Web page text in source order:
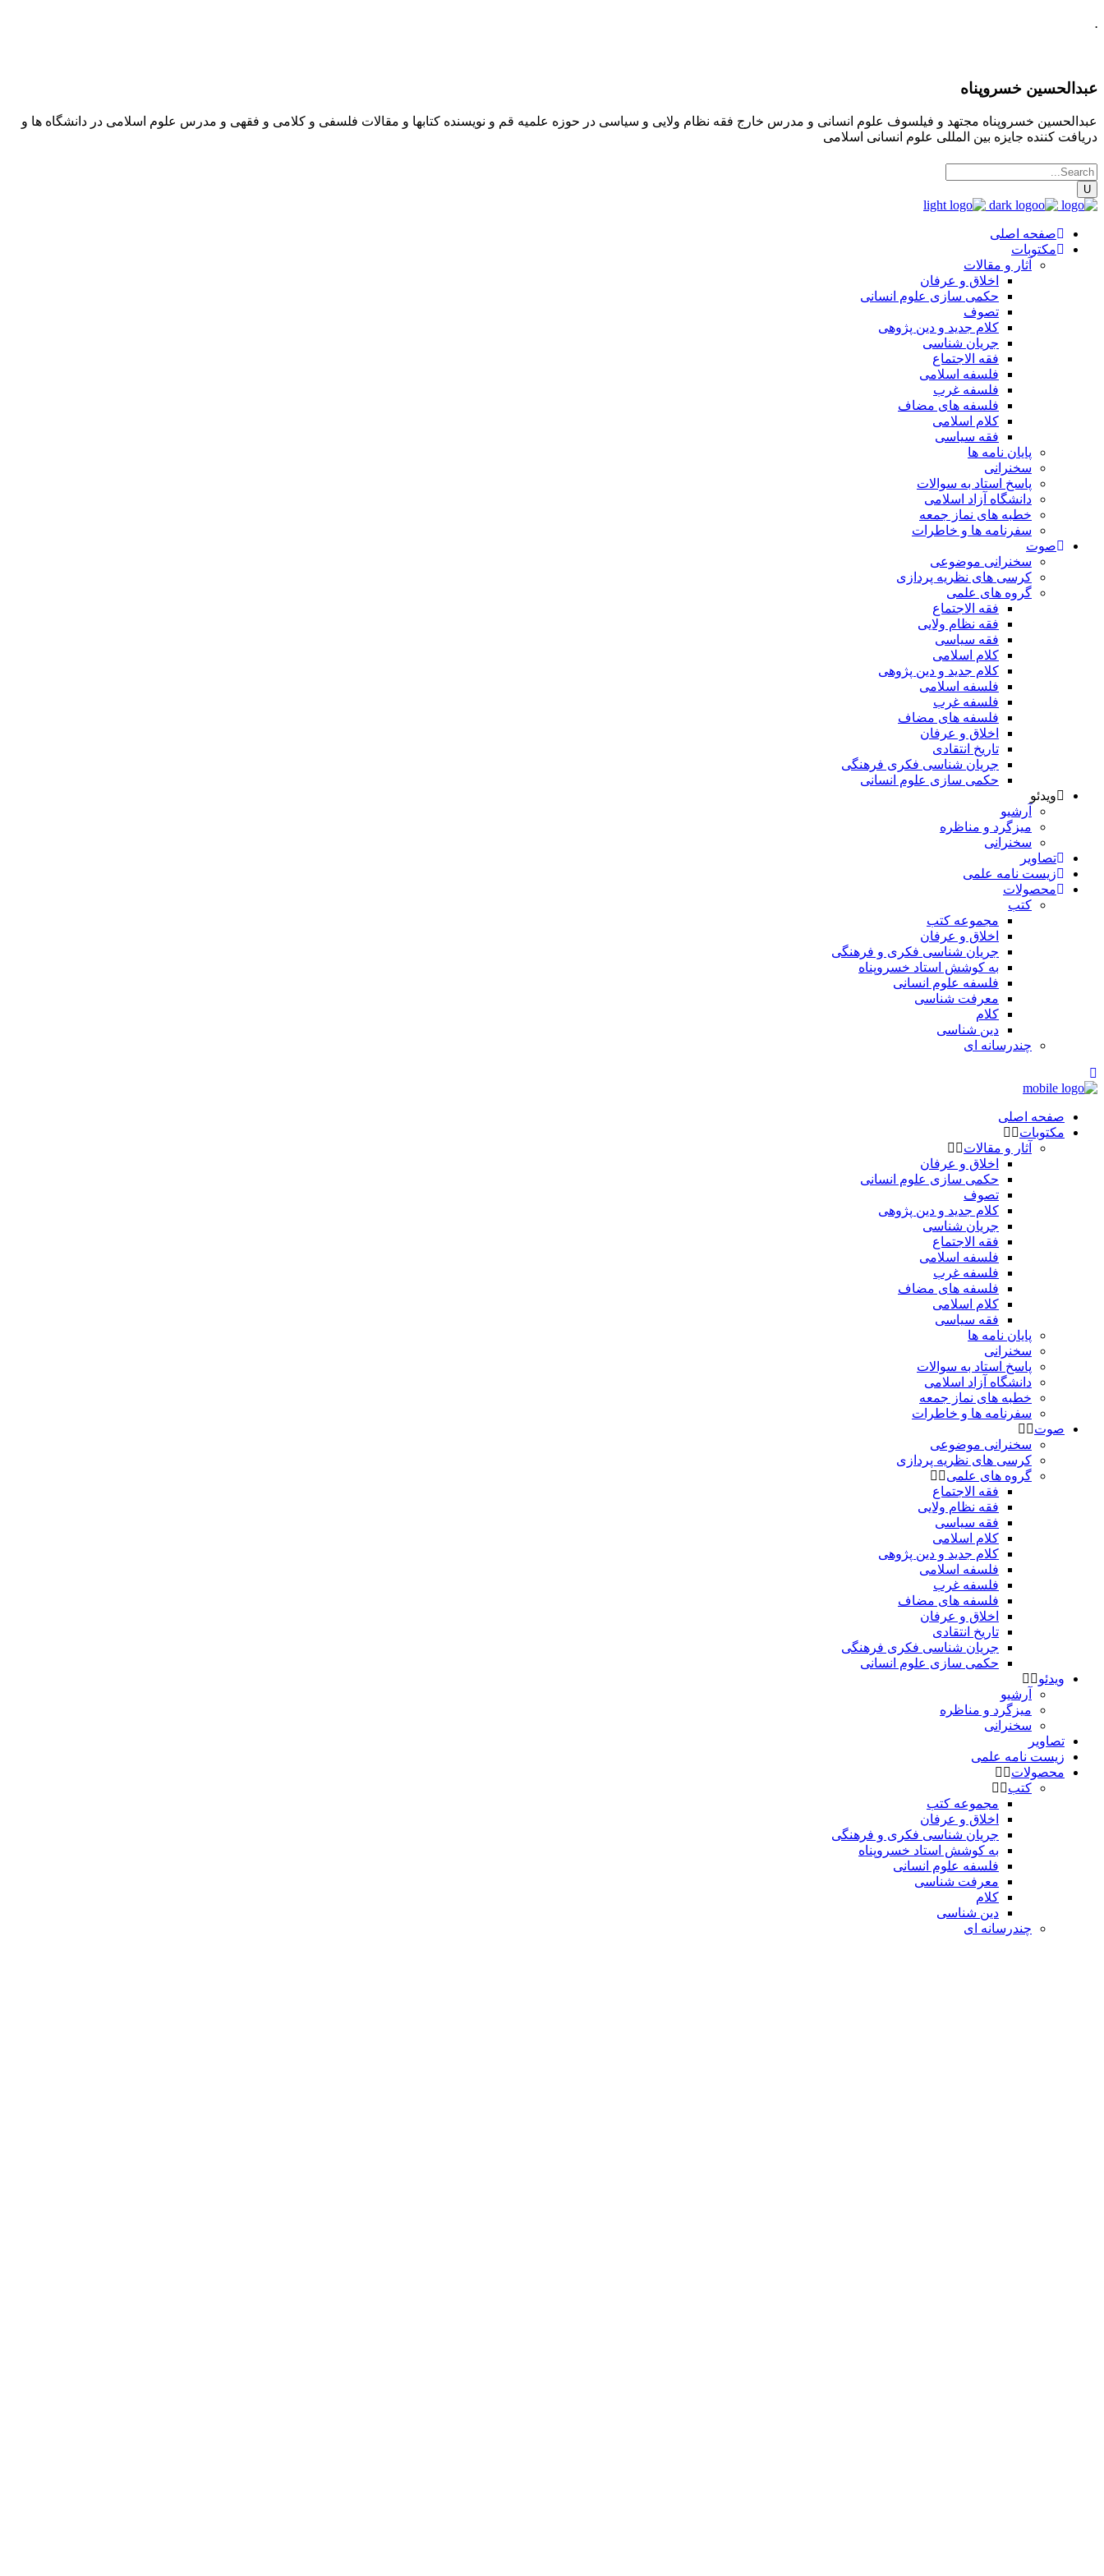
.
عبدالحسین خسروپناه
عبدالحسین خسروپناه مجتهد و فیلسوف علوم انسانی و مدرس خارج فقه نظام ولایی و سیاسی در حوزه علمیه قم و نویسنده کتابها و مقالات فلسفی و کلامی و فقهی و مدرس علوم اسلامی در دانشگاه ها و
دریافت کننده جایزه بین المللی علوم انسانی اسلامی
صفحه اصلی
مکتوبات
آثار و مقالات
اخلاق و عرفان
حکمی سازی علوم انسانی
تصوف
کلام جدید و دین پژوهی
جریان شناسی
فقه الاجتماع
فلسفه اسلامی
فلسفه غرب
فلسفه های مضاف
کلام اسلامی
فقه سیاسی
پایان نامه ها
سخنرانی
پاسخ استاد به سوالات
دانشگاه آزاد اسلامی
خطبه های نماز جمعه
سفرنامه ها و خاطرات
صوت
سخنرانی موضوعی
کرسی های نظریه پردازی
گروه های علمی
فقه الاجتماع
فقه نظام ولایی
فقه سیاسی
کلام اسلامی
کلام جدید و دین پژوهی
فلسفه اسلامی
فلسفه غرب
فلسفه های مضاف
اخلاق و عرفان
تاریخ انتقادی
جریان شناسی فکری فرهنگی
حکمی سازی علوم انسانی
ویدئو
آرشیو
میزگرد و مناظره
سخنرانی
تصاویر
زیست نامه علمی
محصولات
کتب
مجموعه کتب
اخلاق و عرفان
جریان شناسی فکری و فرهنگی
به کوشش استاد خسروپناه
فلسفه علوم انسانی
معرفت شناسی
کلام
دین شناسی
چندرسانه ای
صفحه اصلی
مکتوبات
آثار و مقالات
اخلاق و عرفان
حکمی سازی علوم انسانی
تصوف
کلام جدید و دین پژوهی
جریان شناسی
فقه الاجتماع
فلسفه اسلامی
فلسفه غرب
فلسفه های مضاف
کلام اسلامی
فقه سیاسی
پایان نامه ها
سخنرانی
پاسخ استاد به سوالات
دانشگاه آزاد اسلامی
خطبه های نماز جمعه
سفرنامه ها و خاطرات
صوت
سخنرانی موضوعی
کرسی های نظریه پردازی
گروه های علمی
فقه الاجتماع
فقه نظام ولایی
فقه سیاسی
کلام اسلامی
کلام جدید و دین پژوهی
فلسفه اسلامی
فلسفه غرب
فلسفه های مضاف
اخلاق و عرفان
تاریخ انتقادی
جریان شناسی فکری فرهنگی
حکمی سازی علوم انسانی
ویدئو
آرشیو
میزگرد و مناظره
سخنرانی
تصاویر
زیست نامه علمی
محصولات
کتب
مجموعه کتب
اخلاق و عرفان
جریان شناسی فکری و فرهنگی
به کوشش استاد خسروپناه
فلسفه علوم انسانی
معرفت شناسی
کلام
دین شناسی
چندرسانه ای